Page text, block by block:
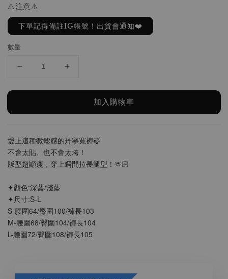
⚠️注意⚠️
下單記得備註IG帳號！出貨會通知❤️
數量
加入購物車
愛上這種微鬆感的丹寧寬褲🍃
不會太貼、也不會太垮！
版型超顯瘦，穿上瞬間拉長腿型！🫶🏻
✦顏色:深藍/淺藍
✦尺寸:S-L
S-腰圍64/臀圍100/褲長103
M-腰圍68/臀圍104/褲長104
L-腰圍72/臀圍108/褲長105